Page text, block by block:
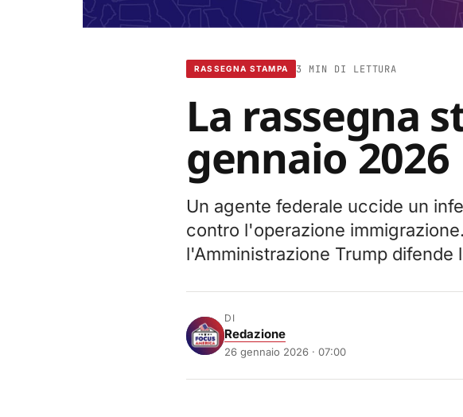
RASSEGNA STAMPA 3 MIN DI LETTURA
La rassegna
gennaio 2026
Un agente federale uccide un
contro l'operazione
l'Amministrazione Trump difende
DI
Redazione
26 gennaio 2026 · 07:00